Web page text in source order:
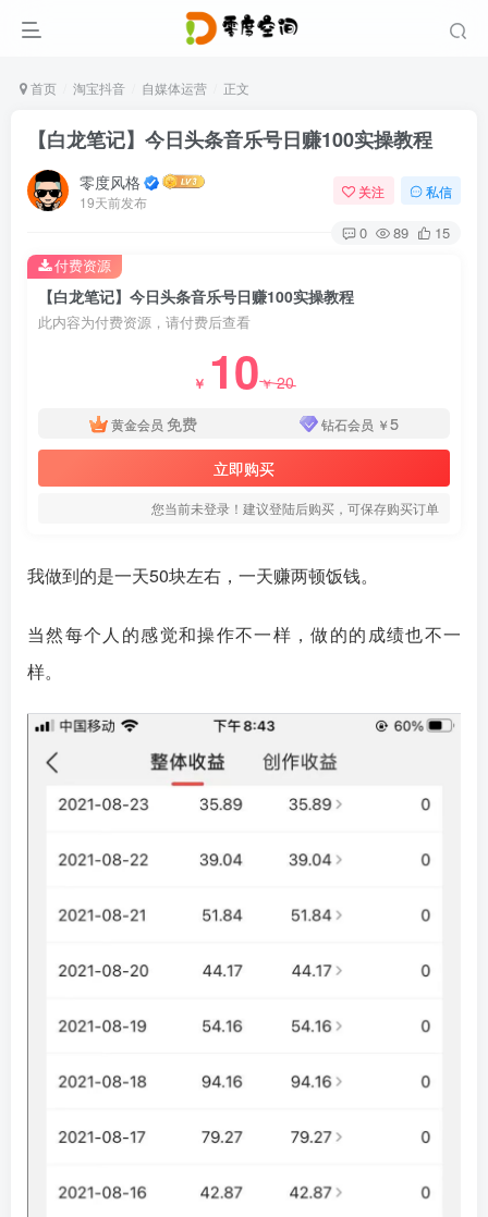
首页 淘宝抖音 自媒体运营 正文
【白龙笔记】今日头条音乐号日赚100实操教程
零度风格
19天前发布
关注 私信
0 89 15
【白龙笔记】今日头条音乐号日赚100实操教程
此内容为付费资源，请付费后查看
￥ 10￥20
黄金会员 免费 钻石会员 ￥5
立即购买
您当前未登录！建议登陆后购买，可保存购买订单
付费资源
我做到的是一天50块左右，一天赚两顿饭钱。
当然每个人的感觉和操作不一样，做的的成绩也不一
样。